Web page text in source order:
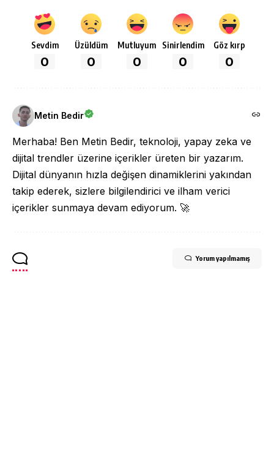
Sevdim
0
Üzüldüm
0
Mutluyum
0
Sinirlendim
0
Göz kırp
0
Metin Bedir
Merhaba! Ben Metin Bedir, teknoloji, yapay zeka ve
dijital trendler üzerine içerikler üreten bir yazarım.
Dijital dünyanın hızla değişen dinamiklerini yakından
takip ederek, sizlere bilgilendirici ve ilham verici
içerikler sunmaya devam ediyorum. 🚀
Yorum yapılmamış